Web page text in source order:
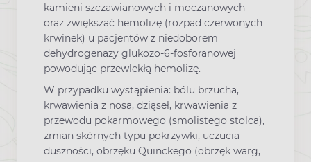
kamieni szczawianowych i moczanowych
oraz zwiększać hemolizę (rozpad czerwonych
krwinek) u pacjentów z niedoborem
dehydrogenazy glukozo-6-fosforanowej
powodując przewlekłą hemolizę.
W przypadku wystąpienia: bólu brzucha,
krwawienia z nosa, dziąseł, krwawienia z
przewodu pokarmowego (smolistego stolca),
zmian skórnych typu pokrzywki, uczucia
duszności, obrzęku Quinckego (obrzęk warg,